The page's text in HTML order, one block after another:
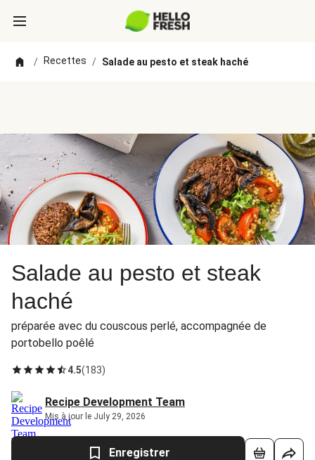
/ Recettes / Salade au pesto et steak haché
Salade au pesto et steak
haché
préparée avec du couscous perlé, accompagnée de
portobello poêlé
4.5(183)
Recipe Development Team
Mis à jour le July 29, 2026
Enregistrer